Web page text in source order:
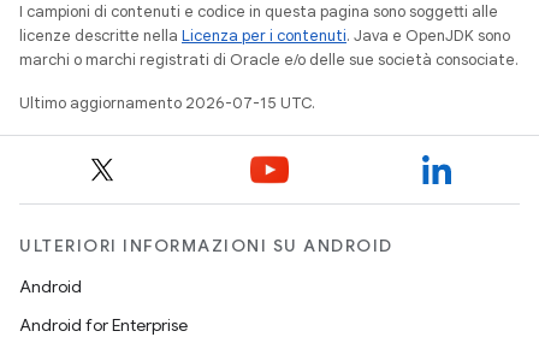
I campioni di contenuti e codice in questa pagina sono soggetti alle
licenze descritte nella Licenza per i contenuti. Java e OpenJDK sono
marchi o marchi registrati di Oracle e/o delle sue società consociate.
Ultimo aggiornamento 2026-07-15 UTC.
ULTERIORI INFORMAZIONI SU ANDROID
Android
Android for Enterprise